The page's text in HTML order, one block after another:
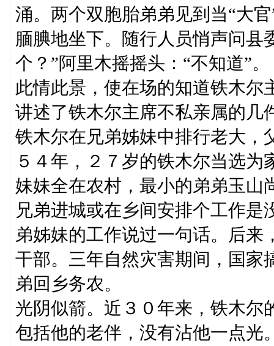
涌。两个双胞胎弟弟见到当“大
腼腆地坐下。随行人员悄声问县
个？”阿里木摇摇头：“不知道”。
此情此景，使在场的知道铁木尔
讲述了铁木尔主席不私亲属的几
铁木尔在兄弟姊妹中排行老大，
５４年，２７岁的铁木尔当选
妹妹全在农村，最小的弟弟玉山
兄弟进城或在乡间安排个工作
弟姊妹的工作说过一句话。后
干部。三年自然灾害期间，国家
弟回乡务农。
光阴似箭。近３０年来，铁木尔
包括他的老伴，没有沾他一点光